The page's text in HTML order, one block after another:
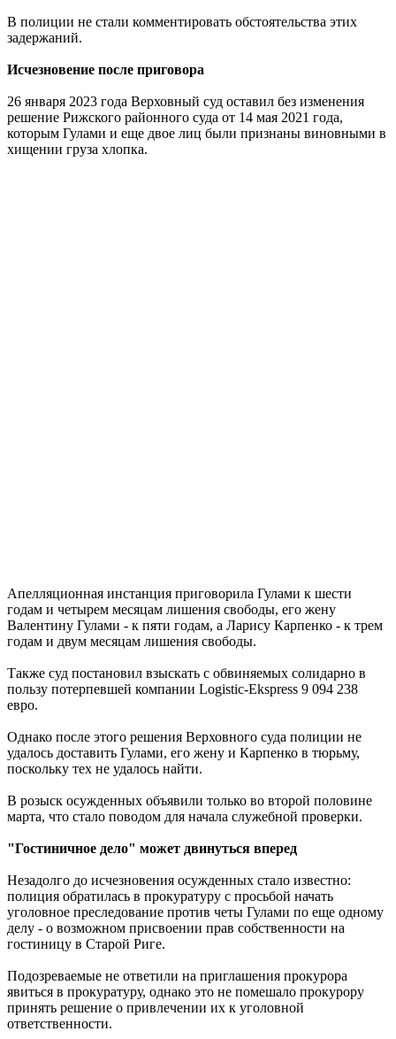
В полиции не стали комментировать обстоятельства этих
задержаний.
Исчезновение после приговора
26 января 2023 года Верховный суд оставил без изменения
решение Рижского районного суда от 14 мая 2021 года,
которым Гулами и еще двое лиц были признаны виновными в
хищении груза хлопка.
Апелляционная инстанция приговорила Гулами к шести
годам и четырем месяцам лишения свободы, его жену
Валентину Гулами - к пяти годам, а Ларису Карпенко - к трем
годам и двум месяцам лишения свободы.
Также суд постановил взыскать с обвиняемых солидарно в
пользу потерпевшей компании Logistic-Ekspress 9 094 238
евро.
Однако после этого решения Верховного суда полиции не
удалось доставить Гулами, его жену и Карпенко в тюрьму,
поскольку тех не удалось найти.
В розыск осужденных объявили только во второй половине
марта, что стало поводом для начала служебной проверки.
"Гостиничное дело" может двинуться вперед
Незадолго до исчезновения осужденных стало известно:
полиция обратилась в прокуратуру с просьбой начать
уголовное преследование против четы Гулами по еще одному
делу - о возможном присвоении прав собственности на
гостиницу в Старой Риге.
Подозреваемые не ответили на приглашения прокурора
явиться в прокуратуру, однако это не помешало прокурору
принять решение о привлечении их к уголовной
ответственности.